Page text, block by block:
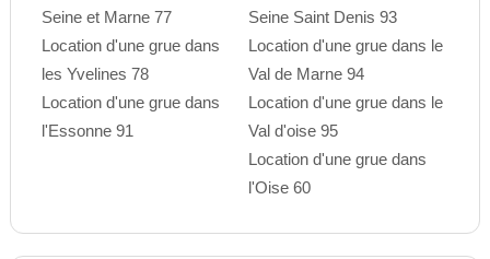
Seine et Marne 77
Location d'une grue dans
les Yvelines 78
Location d'une grue dans
l'Essonne 91
Seine Saint Denis 93
Location d'une grue dans le
Val de Marne 94
Location d'une grue dans le
Val d'oise 95
Location d'une grue dans
l'Oise 60